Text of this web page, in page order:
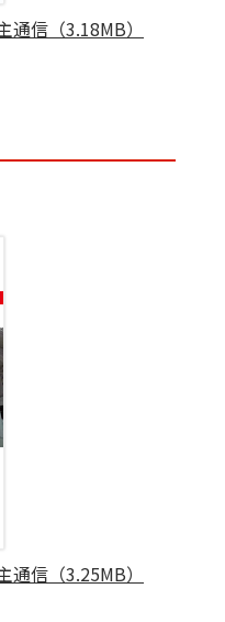
通信（3.18MB）
通信（3.25MB）